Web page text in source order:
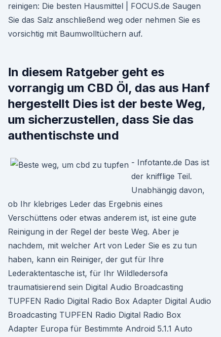
reinigen: Die besten Hausmittel | FOCUS.de Saugen
Sie das Salz anschließend weg oder nehmen Sie es
vorsichtig mit Baumwolltüchern auf.
In diesem Ratgeber geht es
vorrangig um CBD Öl, das aus Hanf
hergestellt Dies ist der beste Weg,
um sicherzustellen, dass Sie das
authentischste und
- Infotante.de Das ist
der knifflige Teil.
Unabhängig davon,
ob Ihr klebriges Leder das Ergebnis eines
Verschüttens oder etwas anderem ist, ist eine gute
Reinigung in der Regel der beste Weg. Aber je
nachdem, mit welcher Art von Leder Sie es zu tun
haben, kann ein Reiniger, der gut für Ihre
Lederaktentasche ist, für Ihr Wildledersofa
traumatisierend sein Digital Audio Broadcasting
TUPFEN Radio Digital Radio Box Adapter Digital Audio
Broadcasting TUPFEN Radio Digital Radio Box
Adapter Europa für Bestimmte Android 5.1.1 Auto